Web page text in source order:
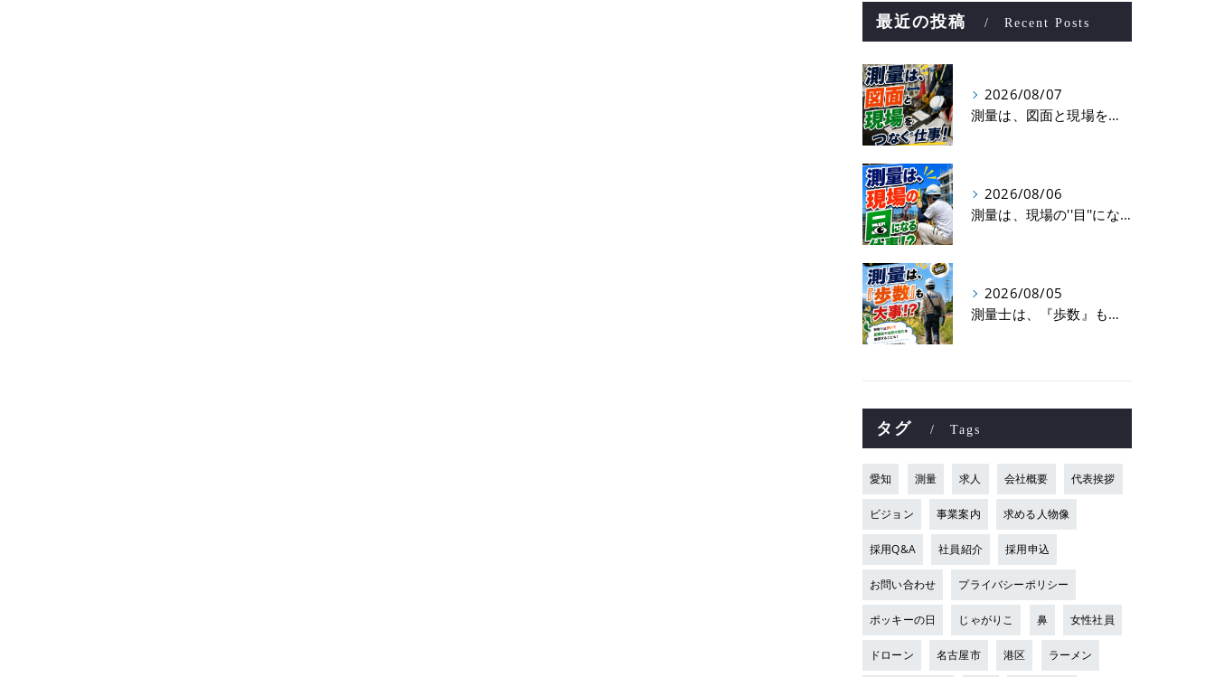
最近の投稿 Recent Posts
2026/08/07
測量は、図面と現場をつなぐ仕事！
2026/08/06
測量は、現場の''目''になる仕事！？
2026/08/05
測量士は、『歩数』も大事！？
タグ Tags
愛知 測量 求人 会社概要 代表挨拶
ビジョン 事業案内 求める人物像
採用Q&A 社員紹介 採用申込
お問い合わせ プライバシーポリシー
ポッキーの日 じゃがりこ 鼻 女性社員
ドローン 名古屋市 港区 ラーメン